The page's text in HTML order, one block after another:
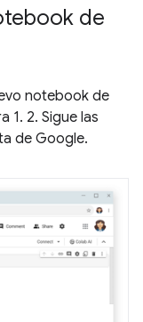
de
notebook de
1. 2. Sigue las
de Google.